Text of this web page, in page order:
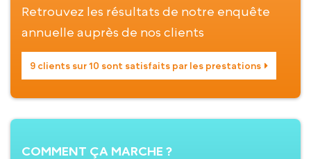
Retrouvez les résultats de notre enquête
annuelle auprès de nos clients
9 clients sur 10 sont satisfaits par les prestations
COMMENT ÇA MARCHE ?